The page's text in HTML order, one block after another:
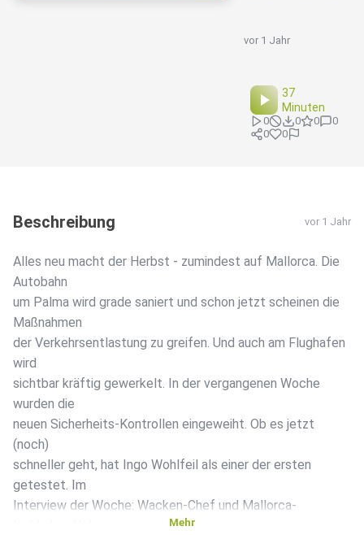
vor 1 Jahr
37
Minuten
0 0 0
0
0
0
Beschreibung vor 1 Jahr
Alles neu macht der Herbst - zumindest auf Mallorca. Die
Autobahn
um Palma wird grade saniert und schon jetzt scheinen die
Maßnahmen
der Verkehrsentlastung zu greifen. Und auch am Flughafen
wird
sichtbar kräftig gewerkelt. In der vergangenen Woche
wurden die
neuen Sicherheits-Kontrollen eingeweiht. Ob es jetzt
(noch)
schneller geht, hat Ingo Wohlfeil als einer der ersten
getestet. Im
Interview der Woche: Wacken-Chef und Mallorca-
Mehr